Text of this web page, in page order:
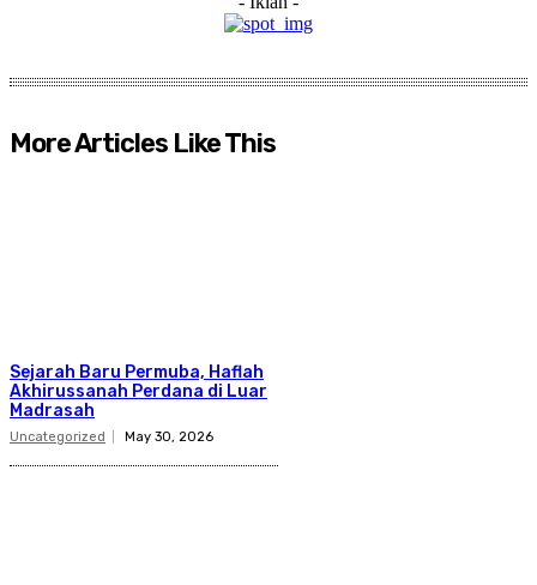
More Articles Like This
Sejarah Baru Permuba, Haflah
Akhirussanah Perdana di Luar
Madrasah
Uncategorized May 30, 2026